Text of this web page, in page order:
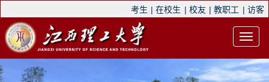
考生 | 在校生 | 校友 | 教职工 | 访客